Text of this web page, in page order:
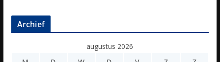
Archief
augustus 2026